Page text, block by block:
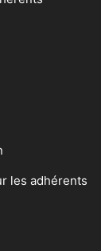
les adhérents